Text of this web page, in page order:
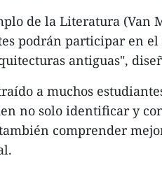
de la Literatura (Van
podrán participar en
antiguas",
a muchos
no solo identificar y
comprender